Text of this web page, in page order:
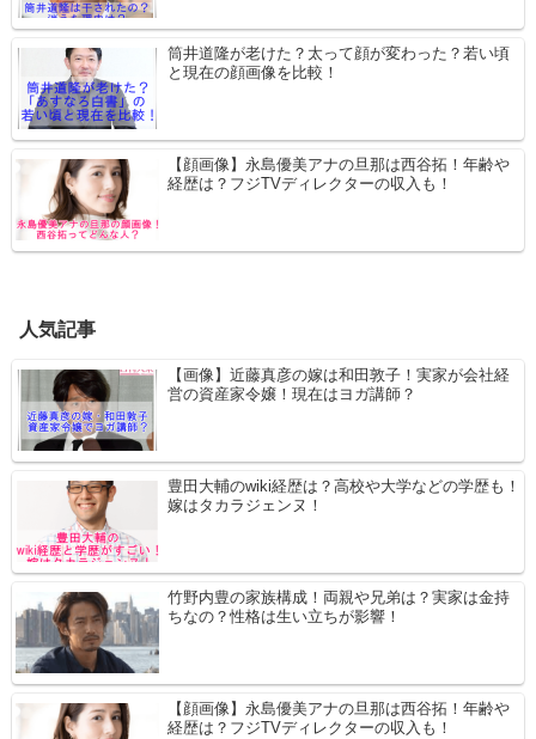
筒井道隆が老けた？太って顔が変わった？若い頃
と現在の顔画像を比較！
【顔画像】永島優美アナの旦那は西谷拓！年齢や
経歴は？フジTVディレクターの収入も！
人気記事
【画像】近藤真彦の嫁は和田敦子！実家が会社経
営の資産家令嬢！現在はヨガ講師？
豊田大輔のwiki経歴は？高校や大学などの学歴も！
嫁はタカラジェンヌ！
竹野内豊の家族構成！両親や兄弟は？実家は金持
ちなの？性格は生い立ちが影響！
【顔画像】永島優美アナの旦那は西谷拓！年齢や
経歴は？フジTVディレクターの収入も！